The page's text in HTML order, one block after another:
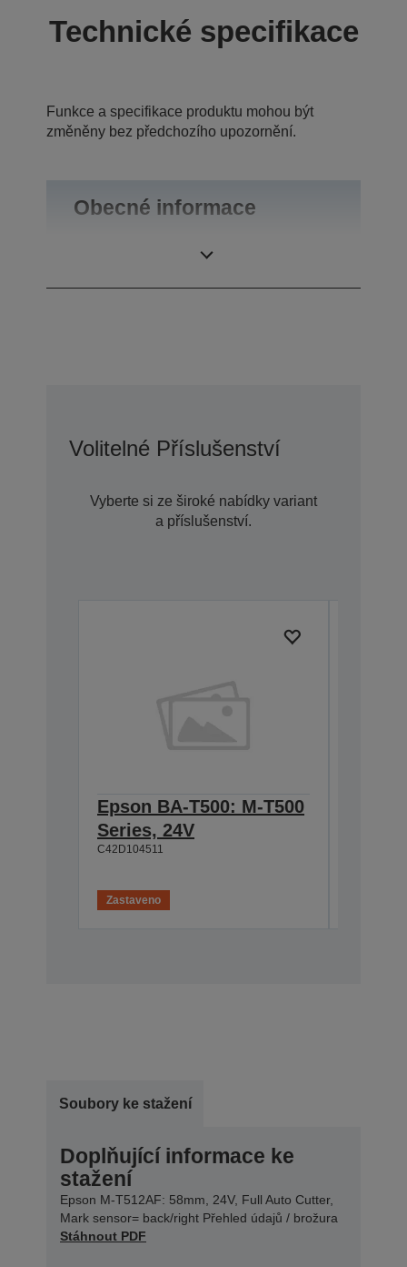
Technické specifikace
Funkce a specifikace produktu mohou být
změněny bez předchozího upozornění.
Obecné informace
Volitelné Příslušenství
Vyberte si ze široké nabídky variant
a příslušenství.
Epson BA-T500: M-T500
Series, 24V
C42D104511
Zastaveno
Soubory ke stažení
Doplňující informace ke
stažení
Epson M-T512AF: 58mm, 24V, Full Auto Cutter,
Mark sensor= back/right Přehled údajů / brožura
Stáhnout PDF